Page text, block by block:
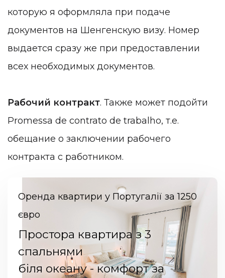
которую я оформляла при подаче
документов на Шенгенскую визу. Номер
выдается сразу же при предоставлении
всех необходимых документов.
Рабочий контракт. Также может подойти
Promessa de contrato de trabalho, т.е.
обещание о заключении рабочего
контракта с работником.
Оренда квартири у Португалії за 1250
євро
Простора квартира з 3
спальнями
біля океану - комфорт за